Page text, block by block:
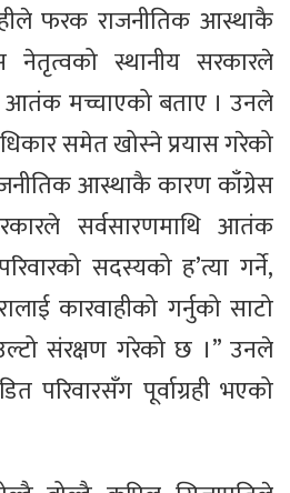
फरक राजनीतिक आस्थाकै
नेतृत्वको स्थानीय सरकारले
आतंक मच्चाएको बताए । उनले
समेत खोस्ने प्रयास गरेको
आस्थाकै कारण काँग्रेस
सर्वसारणमाथि आतंक
सदस्यको ह’त्या गर्ने,
कारवाहीको गर्नुको साटो
संरक्षण गरेको छ ।” उनले
परिवारसँग पूर्वाग्रही भएको